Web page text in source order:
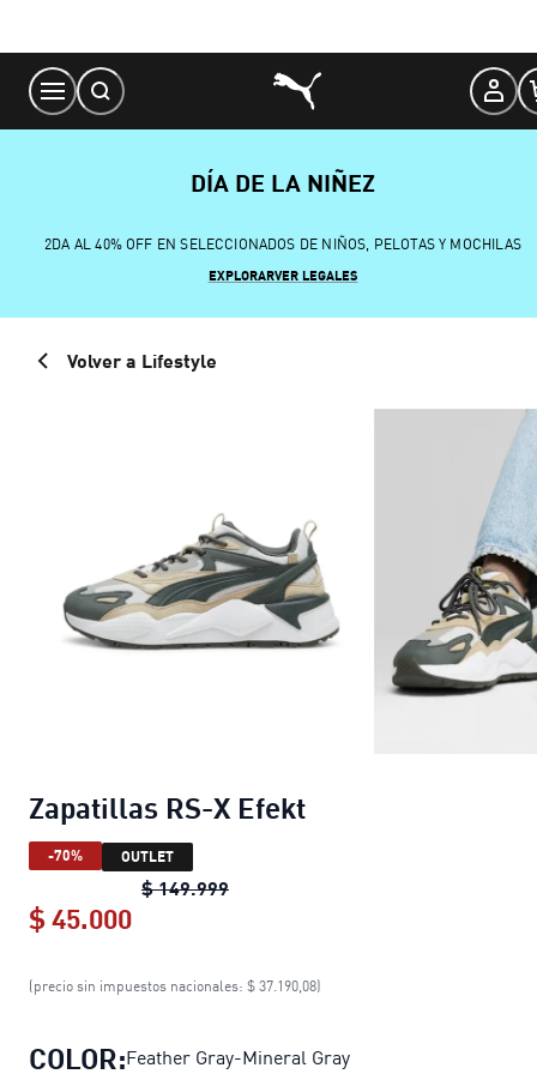
Content
DÍA DE LA NIÑEZ
2DA AL 40% OFF EN SELECCIONADOS DE NIÑOS, PELOTAS Y MOCHILAS
EXPLORARVER LEGALES
Volver a Lifestyle
Zapatillas RS-X Efekt
-70% OUTLET
$ 149.999Zapatillas RS-X Efekt
$ 45.000
Zapatillas RS-X Efekt
(precio sin impuestos nacionales: $ 37.190,08)
COLOR:Feather Gray-Mineral Gray